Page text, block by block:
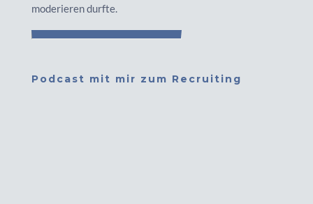
moderieren durfte.
Podcast mit mir zum Recruiting